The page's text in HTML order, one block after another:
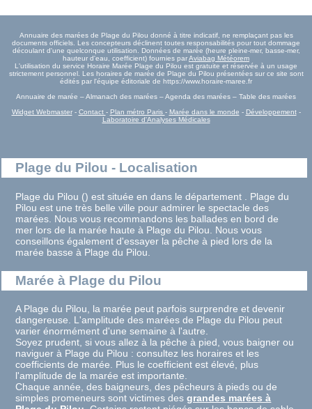
Annuaire des marées de Plage du Pilou donné à titre indicatif, ne remplaçant pas les
documents officiels. Les concepteurs déclinent toutes responsabilités pour tout dommage
découlant d'une quelconque utilisation. Données de marée (heure pleine-mer, basse-mer,
hauteur d'eau, coefficient) fournies parAviabag Météorem
L'utilisation du service Horaire Marée Plage du Pilou est gratuite et réservée à un usage
strictement personnel. Les horaires de marée de Plage du Pilou présentées sur ce site sont
édités par l'équipe éditoriale de https://www.horaire-maree.fr
Annuaire de marée – Almanach des marées – Agenda des marées – Table des marées
Widget Webmaster- Contact - Plan métro Paris - Marée dans le monde - Développement-
Laboratoire d'Analyses Médicales
Plage du Pilou - Localisation
Plage du Pilou () est située en dans le département . Plage du
Pilou est une très belle ville pour admirer le spectacle des
marées. Nous vous recommandons les ballades en bord de
mer lors de la marée haute à Plage du Pilou. Nous vous
conseillons également d'essayer la pêche à pied lors de la
marée basse à Plage du Pilou.
Marée à Plage du Pilou
A Plage du Pilou, la marée peut parfois surprendre et devenir
dangereuse. L'amplitude des marées de Plage du Pilou peut
varier énormément d'une semaine à l'autre.
Soyez prudent, si vous allez à la pêche à pied, vous baigner ou
naviguer à Plage du Pilou : consultez les horaires et les
coefficients de marée. Plus le coefficient est élevé, plus
l'amplitude de la marée est importante.
Chaque année, des baigneurs, des pêcheurs à pieds ou de
simples promeneurs sont victimes desgrandes marées à